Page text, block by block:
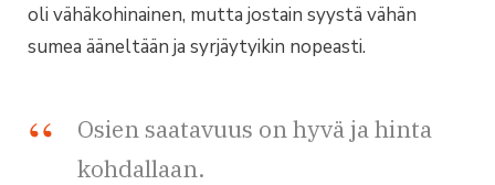
oli vähäkohinainen, mutta jostain syystä vähän
sumea ääneltään ja syrjäytyikin nopeasti.
Osien saatavuus on hyvä ja hinta
kohdallaan.